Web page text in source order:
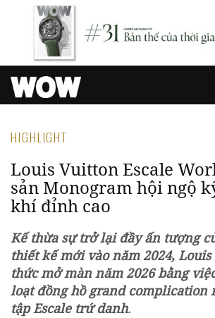
HIGHLIGHT
Louis Vuitton Escale
sản Monogram hội ngộ
khí đỉnh cao
Kế thừa sự trở lại đầy ấn tượng
thiết kế mới vào năm 2024,
thức mở màn năm 2026 bằng
loạt đồng hồ grand complication
tập Escale trứ danh.